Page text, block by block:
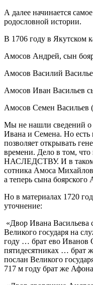
А далее начинается
родословной истории.
В 1706 году в Якутском
Амосов Андрей, сын
Амосов Василий
Амосов Иван Васильев
Амосов Семен Васильев
Мы не нашли сведений о
Ивана и Семена. Но
позволяет открывать
времени. Дело в том,
НАСЛЕДСТВУ. И в таком
сотника Амоса
а теперь сына
Но в материалах 1720
уточнение:
«Двор Ивана
Великого государя на
году … брат ево Иванов
пятидесятниках … брат
послан Великого
717 м году брат же